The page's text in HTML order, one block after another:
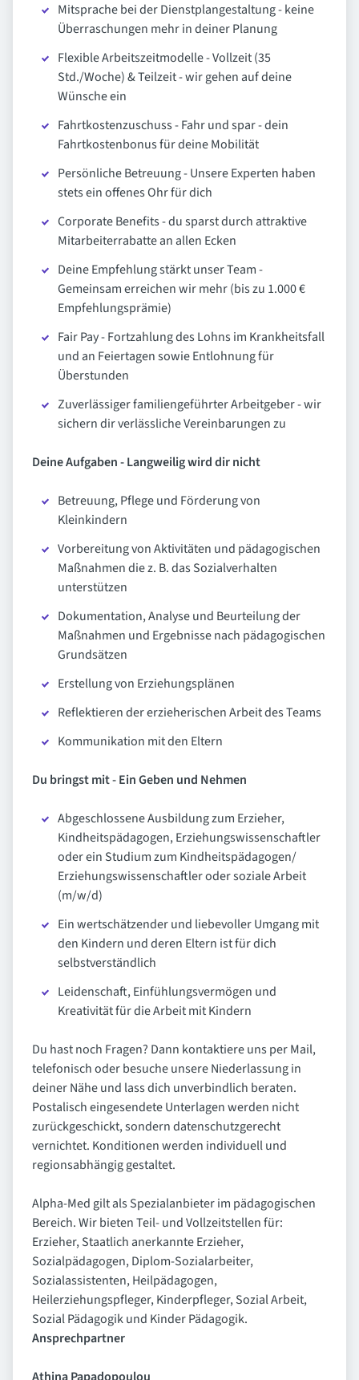
Mitsprache bei der Dienstplangestaltung - keine
Überraschungen mehr in deiner Planung
Flexible Arbeitszeitmodelle - Vollzeit (35
Std./Woche) & Teilzeit - wir gehen auf deine
Wünsche ein
Fahrtkostenzuschuss - Fahr und spar - dein
Fahrtkostenbonus für deine Mobilität
Persönliche Betreuung - Unsere Experten haben
stets ein offenes Ohr für dich
Corporate Benefits - du sparst durch attraktive
Mitarbeiterrabatte an allen Ecken
Deine Empfehlung stärkt unser Team -
Gemeinsam erreichen wir mehr (bis zu 1.000 €
Empfehlungsprämie)
Fair Pay - Fortzahlung des Lohns im Krankheitsfall
und an Feiertagen sowie Entlohnung für
Überstunden
Zuverlässiger familiengeführter Arbeitgeber - wir
sichern dir verlässliche Vereinbarungen zu
Deine Aufgaben - Langweilig wird dir nicht
Betreuung, Pflege und Förderung von
Kleinkindern
Vorbereitung von Aktivitäten und pädagogischen
Maßnahmen die z. B. das Sozialverhalten
unterstützen
Dokumentation, Analyse und Beurteilung der
Maßnahmen und Ergebnisse nach pädagogischen
Grundsätzen
Erstellung von Erziehungsplänen
Reflektieren der erzieherischen Arbeit des Teams
Kommunikation mit den Eltern
Du bringst mit - Ein Geben und Nehmen
Abgeschlossene Ausbildung zum Erzieher,
Kindheitspädagogen, Erziehungswissenschaftler
oder ein Studium zum Kindheitspädagogen/
Erziehungswissenschaftler oder soziale Arbeit
(m/w/d)
Ein wertschätzender und liebevoller Umgang mit
den Kindern und deren Eltern ist für dich
selbstverständlich
Leidenschaft, Einfühlungsvermögen und
Kreativität für die Arbeit mit Kindern
Du hast noch Fragen? Dann kontaktiere uns per Mail,
telefonisch oder besuche unsere Niederlassung in
deiner Nähe und lass dich unverbindlich beraten.
Postalisch eingesendete Unterlagen werden nicht
zurückgeschickt, sondern datenschutzgerecht
vernichtet. Konditionen werden individuell und
regionsabhängig gestaltet.
Alpha-Med gilt als Spezialanbieter im pädagogischen
Bereich. Wir bieten Teil- und Vollzeitstellen für:
Erzieher, Staatlich anerkannte Erzieher,
Sozialpädagogen, Diplom-Sozialarbeiter,
Sozialassistenten, Heilpädagogen,
Heilerziehungspfleger, Kinderpfleger, Sozial Arbeit,
Sozial Pädagogik und Kinder Pädagogik.
Ansprechpartner